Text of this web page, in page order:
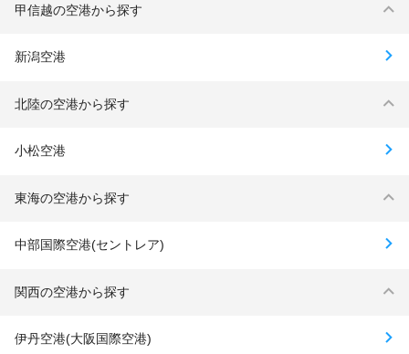
甲信越の空港から探す
新潟空港
北陸の空港から探す
小松空港
東海の空港から探す
中部国際空港(セントレア)
関西の空港から探す
伊丹空港(大阪国際空港)